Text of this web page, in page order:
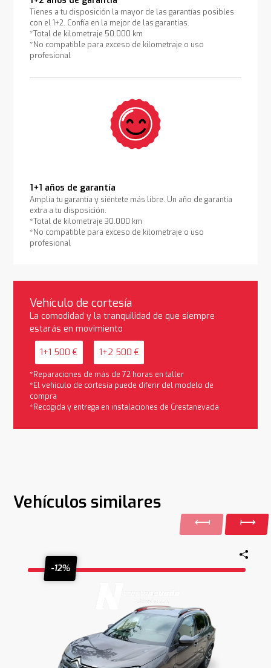
Tienes a tu disposición la mayor de las garantías posibles
con el 1+2. Confía en la mejor de las garantías.
*Total de kilometraje 50.000 km
*No compatible para exceso de kilometraje o uso
profesional
1+1 años de garantía
Amplía tu garantía y siéntete más libre. Un año de garantía
extra a tu disposición.
*Total de kilometraje 30.000 km
*No compatible para exceso de kilometraje o uso
profesional
Vehículo de cortesía
La comodidad y la tranquilidad de que siempre
estarás en movimiento
1+1 500 € 1+2 500 €
*Reparaciones de más de 72 horas en taller
*El vehículo de cortesía puede diferir del modelo de
compra
*Recogida y entrega en instalaciones de Crestanevada
Vehículos similares
-12%